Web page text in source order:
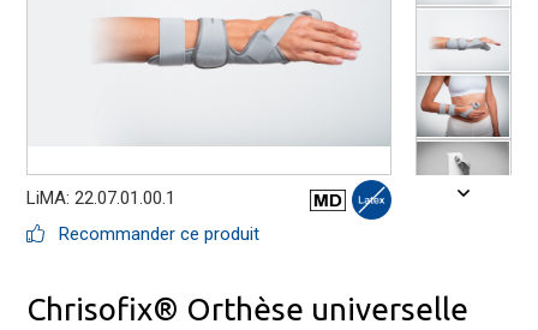
LiMA: 22.07.01.00.1
Recommander ce produit
Chrisofix® Orthèse universelle